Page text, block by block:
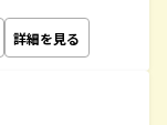
詳細を見る